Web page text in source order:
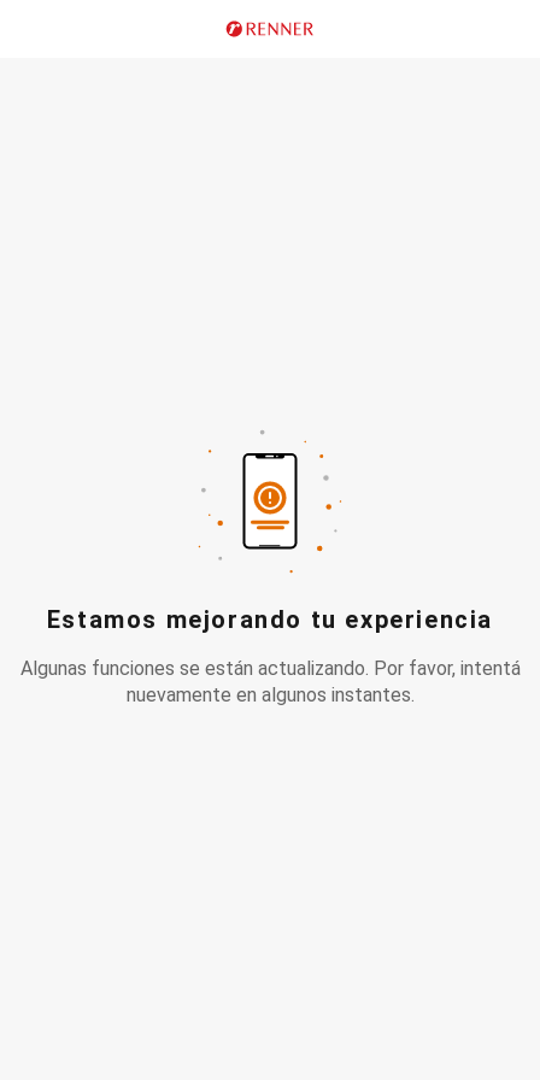
Estamos mejorando tu experiencia
Algunas funciones se están actualizando. Por favor, intentá
nuevamente en algunos instantes.